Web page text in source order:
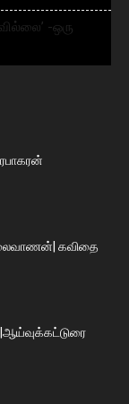
-ஒரு
கவிதை